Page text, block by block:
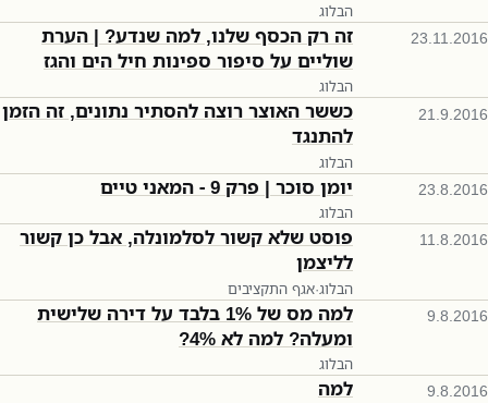
הבלוג
23.11.2016
זה רק הכסף שלנו, למה שנדע? | הערת
שוליים על סיפור ספינות חיל הים והגז
הבלוג
21.9.2016
כששר האוצר רוצה להסתיר נתונים, זה הזמן
להתנגד
הבלוג
23.8.2016 יומן סוכר | פרק 9 - המאני טיים
הבלוג
11.8.2016
פוסט שלא קשור לסלמונלה, אבל כן קשור
לליצמן
הבלוג·אגף התקציבים
9.8.2016
למה מס של 1% בלבד על דירה שלישית
ומעלה? למה לא 4%?
הבלוג
9.8.2016 למה